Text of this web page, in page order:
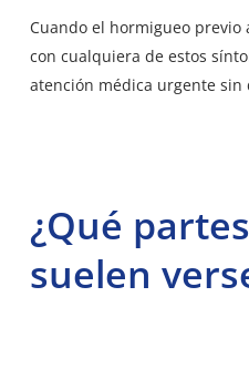
Cuando el hormigueo previo
con cualquiera de estos
atención médica urgente sin
¿Qué
suelen